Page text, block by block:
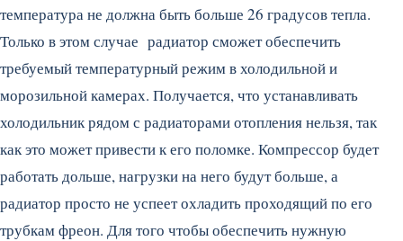
температура не должна быть больше 26 градусов тепла.
Только в этом случае радиатор сможет обеспечить
требуемый температурный режим в холодильной и
морозильной камерах. Получается, что устанавливать
холодильник рядом с радиаторами отопления нельзя, так
как это может привести к его поломке. Компрессор будет
работать дольше, нагрузки на него будут больше, а
радиатор просто не успеет охладить проходящий по его
трубкам фреон. Для того чтобы обеспечить нужную